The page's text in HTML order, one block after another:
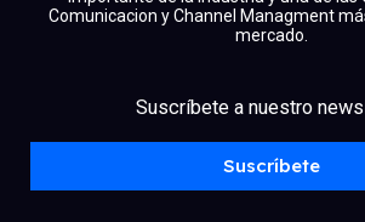
Comunicacion y Channel Managment
mercado.
Suscríbete a nuestro
Suscríbete
linkedinyoutubeinstagram
spotify